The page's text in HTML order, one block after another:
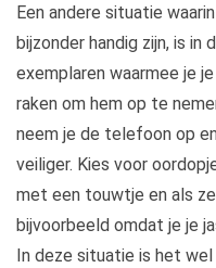
Een andere situatie
bijzonder handig zijn, is in
exemplaren waarmee je
raken om hem op te
neem je de telefoon op
veiliger. Kies voor
met een touwtje en als
bijvoorbeeld omdat je je
In deze situatie is het